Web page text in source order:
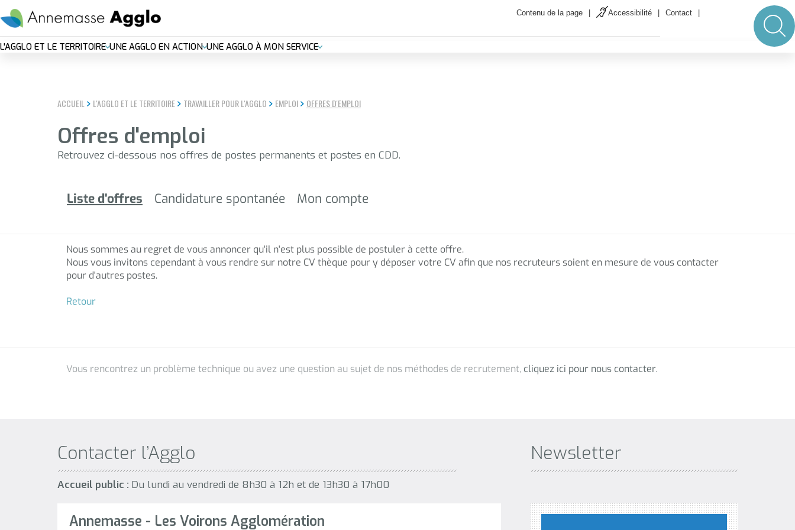
Aller
au
contenu
principal
Plan canicule : les déchetteries seront ouvertes de 7h30 à 14h jusqu'au 14 août inclus. LIRE L'INFO
Contenu de la page Accessibilité Contact
Nouvelle
principal
L'AGGLO ET LE TERRITOIRE UNE AGGLO EN ACTION UNE AGGLO À MON SERVICE
ACCUEIL L'AGGLO ET LE TERRITOIRE TRAVAILLER POUR L'AGGLO EMPLOI OFFRES D'EMPLOI
Offres d'emploi
Retrouvez ci-dessous nos offres de postes permanents et postes en CDD.
Contacter l’Agglo Newsletter
Accueil public : Du lundi au vendredi de 8h30 à 12h et de 13h30 à 17h00
Annemasse - Les Voirons Agglomération